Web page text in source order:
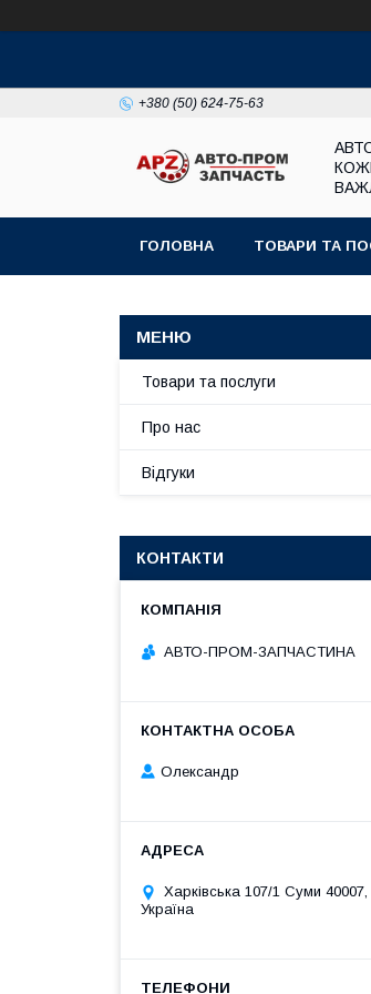
+380 (50) 624-75-63
ГОЛОВНА ТОВАРИ ТА
Товари та послуги
Про нас
Відгуки
КОНТАКТИ
АВТО-ПРОМ-ЗАПЧАСТИНА
Олександр
Харківська 107/1 Суми
Україна